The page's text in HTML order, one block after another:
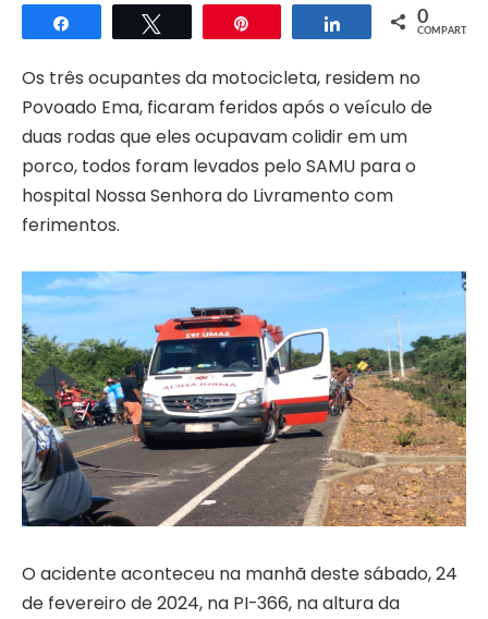
Compartilhar Compartilhar
0
COMPART.
Os três ocupantes da motocicleta, residem no
Povoado Ema, ficaram feridos após o veículo de
duas rodas que eles ocupavam colidir em um
porco, todos foram levados pelo SAMU para o
hospital Nossa Senhora do Livramento com
ferimentos.
O acidente aconteceu na manhã deste sábado, 24
de fevereiro de 2024, na PI-366, na altura da